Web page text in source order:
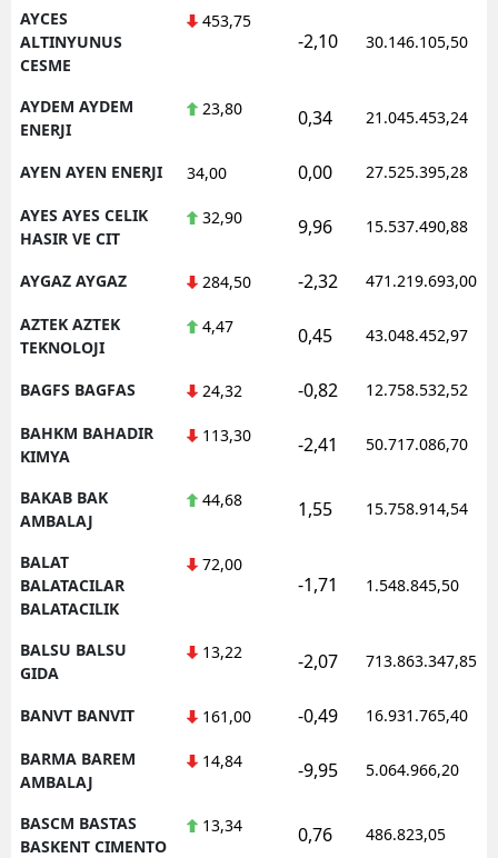
AYCES
ALTINYUNUS
CESME
453,75
-2,10 30.146.105,50
AYDEM AYDEM
ENERJI
23,80 0,34 21.045.453,24
AYEN AYEN ENERJI 34,00 0,00 27.525.395,28
AYES AYES CELIK
HASIR VE CIT
32,90 9,96 15.537.490,88
AYGAZ AYGAZ 284,50 -2,32 471.219.693,00
AZTEK AZTEK
TEKNOLOJI
4,47 0,45 43.048.452,97
BAGFS BAGFAS 24,32 -0,82 12.758.532,52
BAHKM BAHADIR
KIMYA
113,30 -2,41 50.717.086,70
BAKAB BAK
AMBALAJ
44,68 1,55 15.758.914,54
BALAT
BALATACILAR
BALATACILIK
72,00
-1,71 1.548.845,50
BALSU BALSU
GIDA
13,22 -2,07 713.863.347,85
BANVT BANVIT 161,00 -0,49 16.931.765,40
BARMA BAREM
AMBALAJ
14,84 -9,95 5.064.966,20
BASCM BASTAS
BASKENT CIMENTO
13,34 0,76 486.823,05